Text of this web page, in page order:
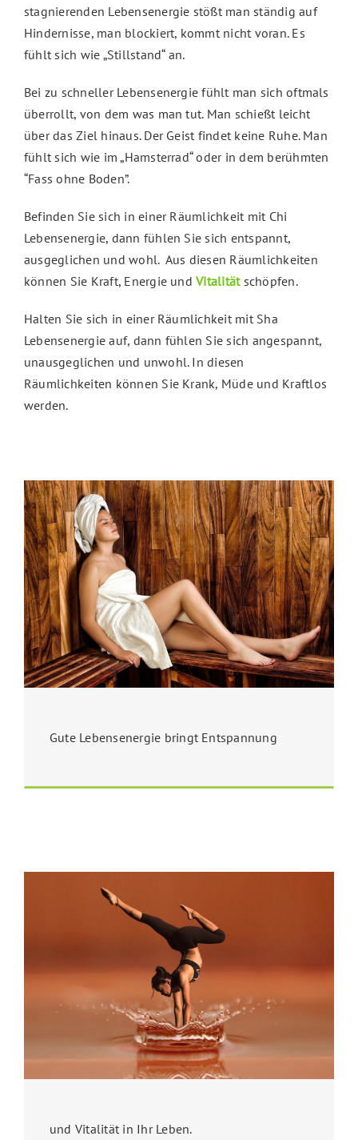
stagnierenden Lebensenergie stößt man ständig auf
Hindernisse, man blockiert, kommt nicht voran. Es
fühlt sich wie „Stillstand“ an.
Bei zu schneller Lebensenergie fühlt man sich oftmals
überrollt, von dem was man tut. Man schießt leicht
über das Ziel hinaus. Der Geist findet keine Ruhe. Man
fühlt sich wie im „Hamsterrad“ oder in dem berühmten
“Fass ohne Boden”.
Befinden Sie sich in einer Räumlichkeit mit Chi
Lebensenergie, dann fühlen Sie sich entspannt,
ausgeglichen und wohl. Aus diesen Räumlichkeiten
können Sie Kraft, Energie undVitalitätschöpfen.
Halten Sie sich in einer Räumlichkeit mit Sha
Lebensenergie auf, dann fühlen Sie sich angespannt,
unausgeglichen und unwohl. In diesen
Räumlichkeiten können Sie Krank, Müde und Kraftlos
werden.
Gute Lebensenergie bringt Entspannung
und Vitalität in Ihr Leben.